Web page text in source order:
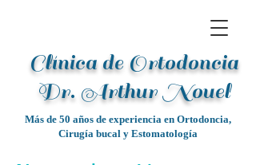
Clínica de Ortodoncia
Dr. Arthur Nouel
Más de 50 años de experiencia en Ortodoncia,
Cirugía bucal y Estomatología